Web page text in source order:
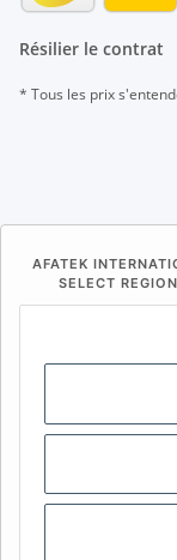
Résilier le contrat
* Tous les prix
AFATEK
SELECT
FR